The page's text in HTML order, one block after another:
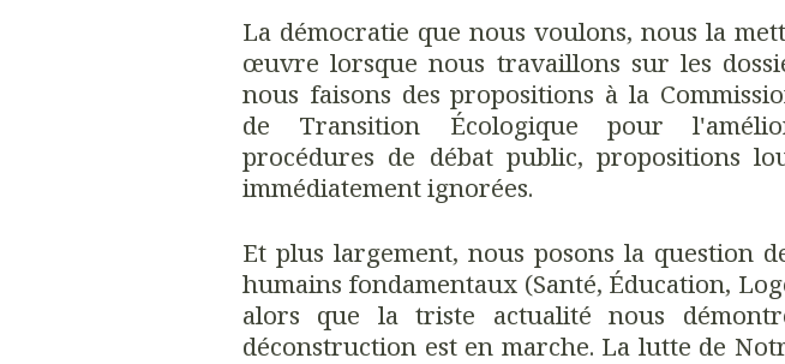
La démocratie que nous voulons, nous la
œuvre lorsque nous travaillons sur les
nous faisons des propositions à la
de Transition Écologique pour
procédures de débat public, propositions
immédiatement ignorées.
Et plus largement, nous posons la question
humains fondamentaux (Santé, Éducation,
alors que la triste actualité nous
déconstruction est en marche. La lutte de